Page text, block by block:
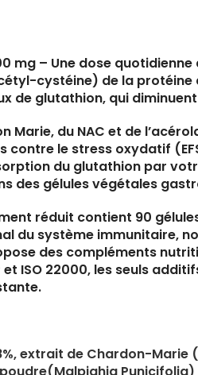
mg – Une dose
cystéine) de la
de glutathion, qui diminuent
Marie, du NAC et de
contre le stress oxydatif
du glutathion par
des gélules végétales
réduit contient 90
du système immunitaire,
des compléments
et ISO 22000, les seuls
extrait de Chardon-Marie